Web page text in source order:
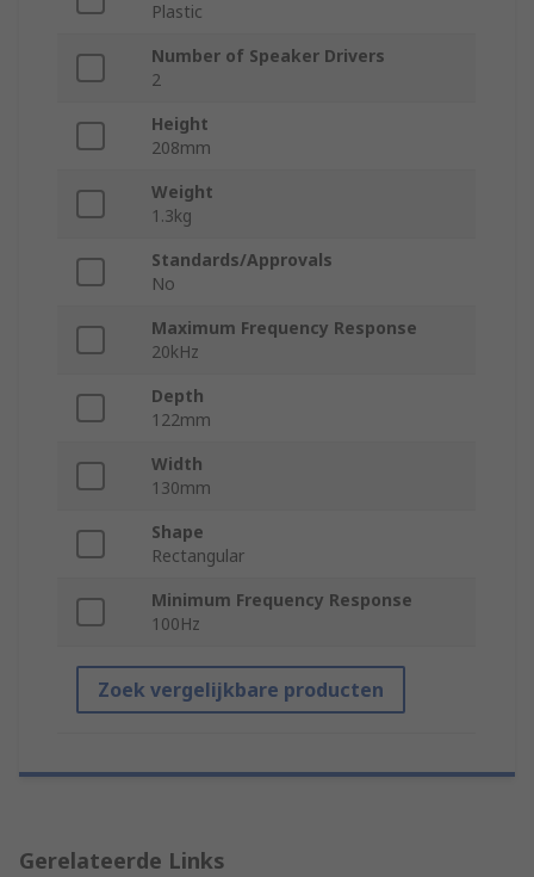
Plastic
Number of Speaker Drivers
2
Height
208mm
Weight
1.3kg
Standards/Approvals
No
Maximum Frequency Response
20kHz
Depth
122mm
Width
130mm
Shape
Rectangular
Minimum Frequency Response
100Hz
Zoek vergelijkbare producten
Gerelateerde Links